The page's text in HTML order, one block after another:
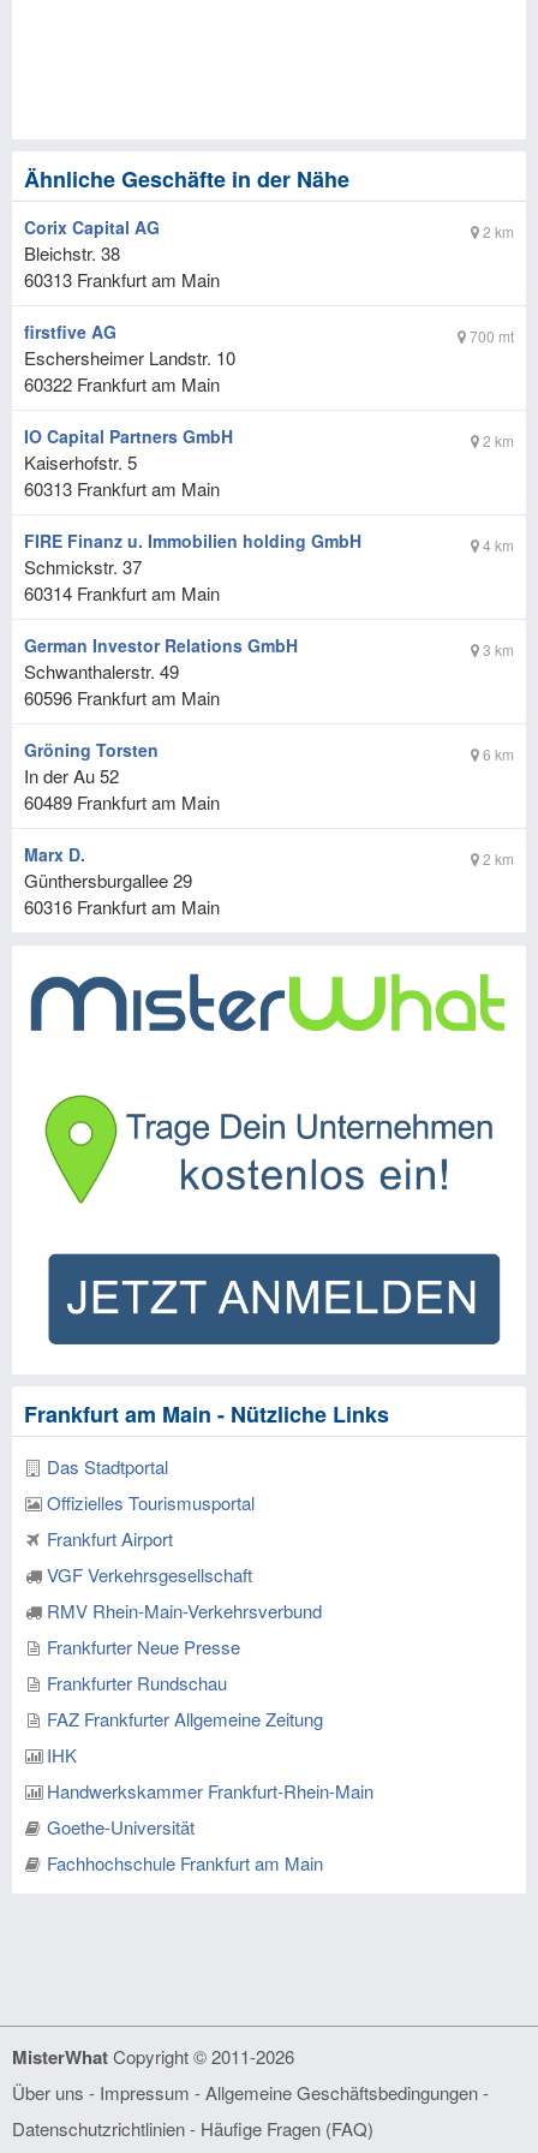
Ähnliche Geschäfte in der Nähe
2 km
Corix Capital AG
Bleichstr. 38
60313 Frankfurt am Main
700 mt
firstfive AG
Eschersheimer Landstr. 10
60322 Frankfurt am Main
2 km
IO Capital Partners GmbH
Kaiserhofstr. 5
60313 Frankfurt am Main
4 km
FIRE Finanz u. Immobilien holding GmbH
Schmickstr. 37
60314 Frankfurt am Main
3 km
German Investor Relations GmbH
Schwanthalerstr. 49
60596 Frankfurt am Main
6 km
Gröning Torsten
In der Au 52
60489 Frankfurt am Main
2 km
Marx D.
Günthersburgallee 29
60316 Frankfurt am Main
Frankfurt am Main - Nützliche Links
Das Stadtportal
Offizielles Tourismusportal
Frankfurt Airport
VGF Verkehrsgesellschaft
RMV Rhein-Main-Verkehrsverbund
Frankfurter Neue Presse
Frankfurter Rundschau
FAZ Frankfurter Allgemeine Zeitung
IHK
Handwerkskammer Frankfurt-Rhein-Main
Goethe-Universität
Fachhochschule Frankfurt am Main
MisterWhatCopyright © 2011-2026
Über uns - Impressum -Allgemeine Geschäftsbedingungen-
Datenschutzrichtlinien- Häufige Fragen (FAQ)